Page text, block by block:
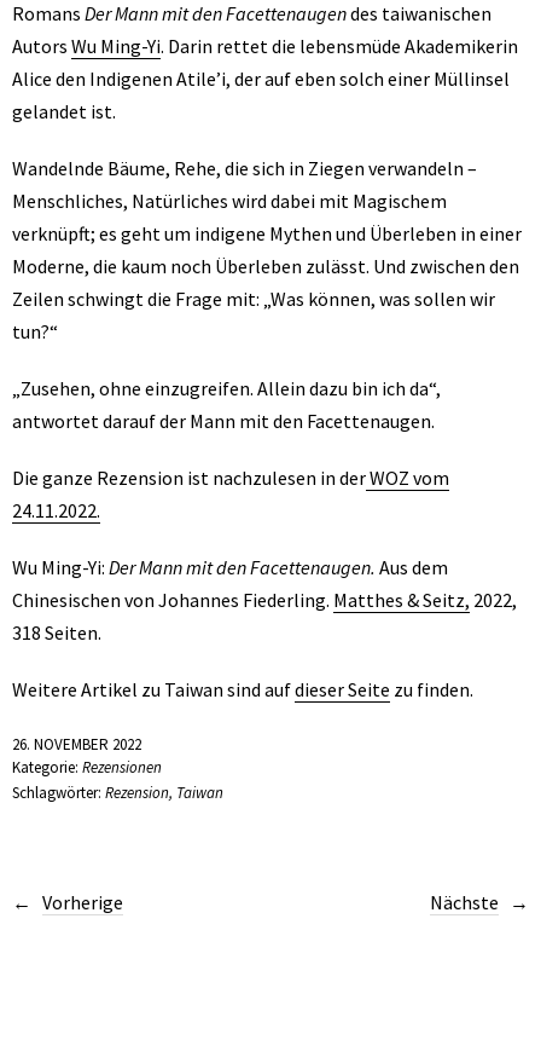
Romans Der Mann mit den Facettenaugendes taiwanischen
Autors Wu Ming-Yi. Darin rettet die lebensmüde Akademikerin
Alice den Indigenen Atile’i, der auf eben solch einer Müllinsel
gelandet ist.
Wandelnde Bäume, Rehe, die sich in Ziegen verwandeln –
Menschliches, Natürliches wird dabei mit Magischem
verknüpft; es geht um indigene Mythen und Überleben in einer
Moderne, die kaum noch Überleben zulässt. Und zwischen den
Zeilen schwingt die Frage mit: „Was können, was sollen wir
tun?“
„Zusehen, ohne einzugreifen. Allein dazu bin ich da“,
antwortet darauf der Mann mit den Facettenaugen.
Die ganze Rezension ist nachzulesen in derWOZ vom
24.11.2022.
Wu Ming-Yi: Der Mann mit den Facettenaugen. Aus dem
Chinesischen von Johannes Fiederling. Matthes & Seitz, 2022,
318 Seiten.
Weitere Artikel zu Taiwan sind aufdieser Seite zu finden.
26. NOVEMBER 2022
Kategorie: Rezensionen
Schlagwörter: Rezension, Taiwan
Vorherige Nächste